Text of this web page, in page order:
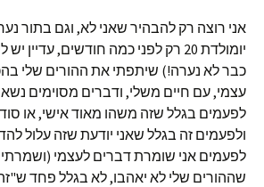
אני רוצה רק להבהיר שאני לא, וגם בתור
יומולדת 20 רק לפני כמה חודשים, עדיין
כבר לא נערה!) שיתפתי את ההורים שלי
עצמי, עם חיים משלי, ודברים מסוימים
לפעמים בגלל שזה משהו מאוד אישי, או
ולפעמים זה בגלל שאני יודעת שזה עלול
לפעמים אני שומרת דברים לעצמי
שההורים שלי לא יאהבו, לא בגלל פחד ש"זה